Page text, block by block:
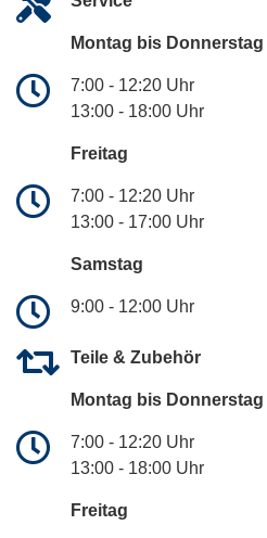
Montag bis Donnerstag
7:00 - 12:20 Uhr
13:00 - 18:00 Uhr
Freitag
7:00 - 12:20 Uhr
13:00 - 17:00 Uhr
Samstag
9:00 - 12:00 Uhr
Teile & Zubehör
Montag bis Donnerstag
7:00 - 12:20 Uhr
13:00 - 18:00 Uhr
Freitag